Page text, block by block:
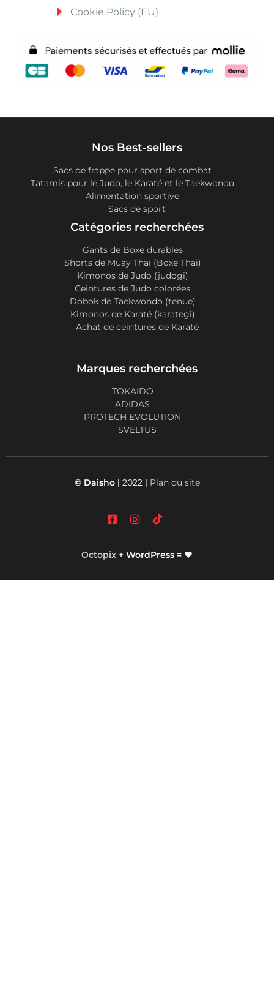
Cookie Policy (EU)
Nos Best-sellers
Sacs de frappe pour sport de combat
Tatamis pour le Judo, le Karaté et le Taekwondo
Alimentation sportive
Sacs de sport
Catégories recherchées
Gants de Boxe durables
Shorts de Muay Thai (Boxe Thai)
Kimonos de Judo (judogi)
Ceintures de Judo colorées
Dobok de Taekwondo (tenue)
Kimonos de Karaté (karategi)
Achat de ceintures de Karaté
Marques recherchées
TOKAIDO
ADIDAS
PROTECH EVOLUTION
SVELTUS
© Daisho | 2022 | Plan du site
Octopix + WordPress = ❤